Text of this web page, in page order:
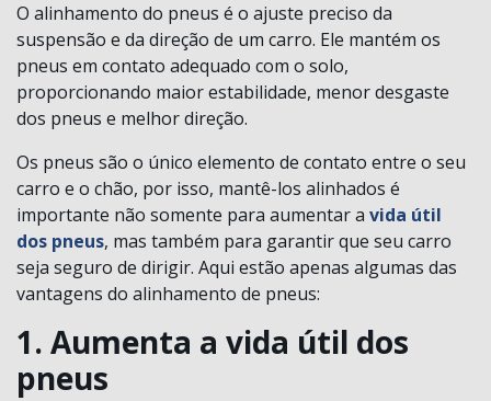
O alinhamento do pneus é o ajuste preciso da
suspensão e da direção de um carro. Ele mantém os
pneus em contato adequado com o solo,
proporcionando maior estabilidade, menor desgaste
dos pneus e melhor direção.
Os pneus são o único elemento de contato entre o seu
carro e o chão, por isso, mantê-los alinhados é
importante não somente para aumentar a vida útil
dos pneus, mas também para garantir que seu carro
seja seguro de dirigir. Aqui estão apenas algumas das
vantagens do alinhamento de pneus:
1. Aumenta a vida útil dos
pneus